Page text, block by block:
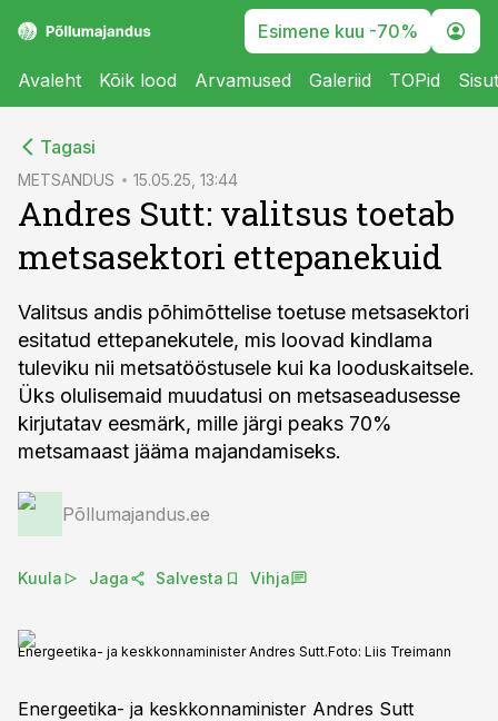
Esimene kuu -70%
Avaleht Kõik lood Arvamused Galeriid TOPid
Tagasi
METSANDUS 15.05.25, 13:44
Andres Sutt: valitsus toetab
metsasektori ettepanekuid
Valitsus andis põhimõttelise toetuse metsasektori
esitatud ettepanekutele, mis loovad kindlama
tuleviku nii metsatööstusele kui ka looduskaitsele.
Üks olulisemaid muudatusi on metsaseadusesse
kirjutatav eesmärk, mille järgi peaks 70%
metsamaast jääma majandamiseks.
Põllumajandus.ee
Kuula Jaga Salvesta Vihja
Energeetika- ja keskkonnaminister Andres Sutt.Foto: Liis Treimann
Energeetika- ja keskkonnaminister Andres Sutt